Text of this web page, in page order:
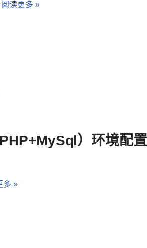
阅读更多 »
）环境配置
多 »